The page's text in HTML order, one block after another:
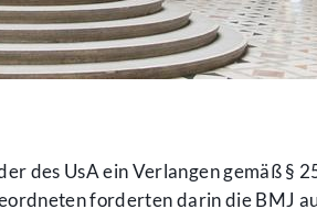
des UsA ein Verlangen gemäß §
forderten darin die BMJ